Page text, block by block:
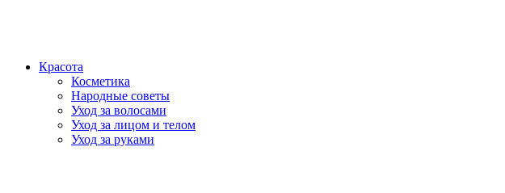
Красота
Косметика
Народные советы
Уход за волосами
Уход за лицом и телом
Уход за руками